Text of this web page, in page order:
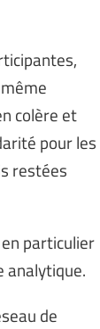
colère et
pour les
restées
particulier
analytique.
de